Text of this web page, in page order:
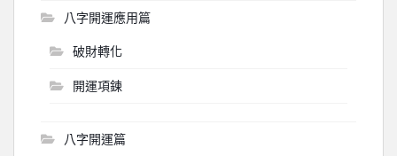
八字開運應用篇
破財轉化
開運項鍊
八字開運篇